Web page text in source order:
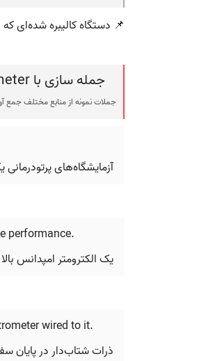
📌 دستگاه کالیبره شده‌ای
جمله سازی با electrometer
جملات نمونه از منابع مختلف
آزمایشگاه‌های
performance.
یک الکترومتر امپدانس
wired to it.
ذرات شتاب‌دار در پایان